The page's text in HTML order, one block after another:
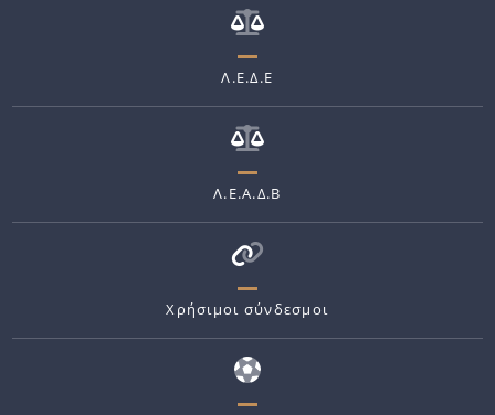
Λ.Ε.Δ.Ε
Λ.Ε.Α.Δ.Β
Χρήσιμοι σύνδεσμοι